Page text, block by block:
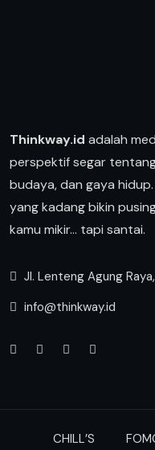
Thinkway.id adalah
perspektif segar
budaya, dan gaya
yang kadang bikin
kamu mikir… tapi santai.
Jl. Lenteng Agung
info@thinkway.id
CHILL’S